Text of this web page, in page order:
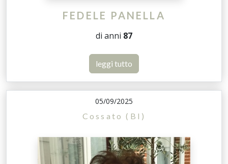
FEDELE PANELLA
di anni 87
leggi tutto
05/09/2025
Cossato (BI)